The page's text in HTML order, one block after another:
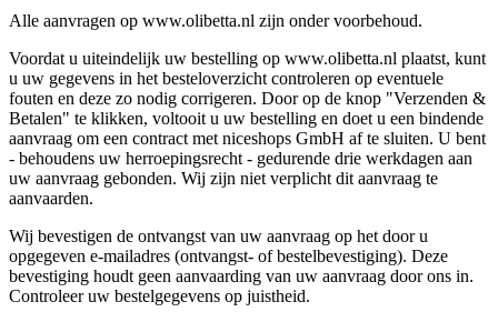
Alle aanvragen op www.olibetta.nl zijn onder voorbehoud.
Voordat u uiteindelijk uw bestelling op www.olibetta.nl plaatst, kunt
u uw gegevens in het besteloverzicht controleren op eventuele
fouten en deze zo nodig corrigeren. Door op de knop "Verzenden &
Betalen" te klikken, voltooit u uw bestelling en doet u een bindende
aanvraag om een contract met niceshops GmbH af te sluiten. U bent
- behoudens uw herroepingsrecht - gedurende drie werkdagen aan
uw aanvraag gebonden. Wij zijn niet verplicht dit aanvraag te
aanvaarden.
Wij bevestigen de ontvangst van uw aanvraag op het door u
opgegeven e-mailadres (ontvangst- of bestelbevestiging). Deze
bevestiging houdt geen aanvaarding van uw aanvraag door ons in.
Controleer uw bestelgegevens op juistheid.